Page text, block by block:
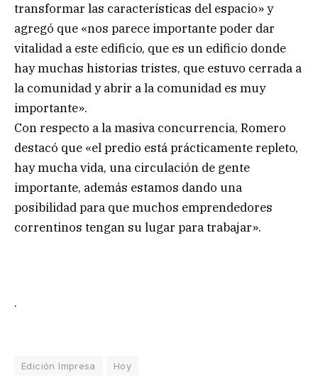
transformar las características del espacio» y
agregó que «nos parece importante poder dar
vitalidad a este edificio, que es un edificio donde
hay muchas historias tristes, que estuvo cerrada a
la comunidad y abrir a la comunidad es muy
importante».
Con respecto a la masiva concurrencia, Romero
destacó que «el predio está prácticamente repleto,
hay mucha vida, una circulación de gente
importante, además estamos dando una
posibilidad para que muchos emprendedores
correntinos tengan su lugar para trabajar».
.
Edición Impresa Hoy